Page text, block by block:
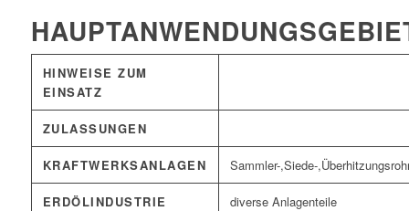
HINWEISE ZUM
EINSATZ
ZULASSUNGEN
KRAFTWERKSANLAGEN Sammler-,Siede-
ERDÖLINDUSTRIE diverse Anlagenteile